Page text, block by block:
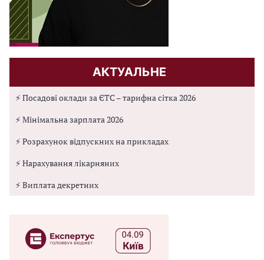
АКТУАЛЬНЕ
⚡ Посадові оклади за ЄТС – тарифна сітка 2026
⚡ Мінімальна зарплата 2026
⚡ Розрахунок відпускних на прикладах
⚡ Нарахування лікарняних
⚡ Виплата декретних